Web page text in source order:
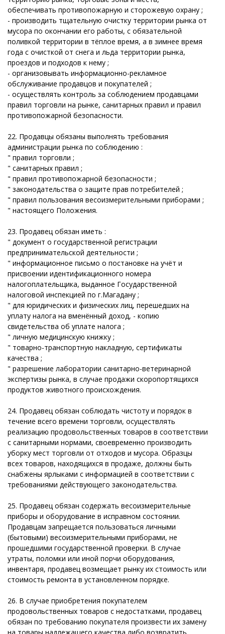
обеспечивать противопожарную и сторожевую охрану ;
- производить тщательную очистку территории рынка от
мусора по окончании его работы, с обязательной
поливкой территории в тёплое время, а в зимнее время
года с очисткой от снега и льда территории рынка,
проездов и подходов к нему ;
- организовывать информационно-рекламное
обслуживание продавцов и покупателей ;
- осуществлять контроль за соблюдением продавцами
правил торговли на рынке, санитарных правил и правил
противопожарной безопасности.
22. Продавцы обязаны выполнять требования
администрации рынка по соблюдению :
" правил торговли ;
" санитарных правил ;
" правил противопожарной безопасности ;
" законодательства о защите прав потребителей ;
" правил пользования весоизмерительными приборами ;
" настоящего Положения.
23. Продавец обязан иметь :
" документ о государственной регистрации
предпринимательской деятельности ;
" информационное письмо о постановке на учёт и
присвоении идентификационного номера
налогоплательщика, выданное Государственной
налоговой инспекцией по г.Магадану ;
" для юридических и физических лиц, перешедших на
уплату налога на вменённый доход, - копию
свидетельства об уплате налога ;
" личную медицинскую книжку ;
" товарно-транспортную накладную, сертификаты
качества ;
" разрешение лаборатории санитарно-ветеринарной
экспертизы рынка, в случае продажи скоропортящихся
продуктов животного происхождения.
24. Продавец обязан соблюдать чистоту и порядок в
течение всего времени торговли, осуществлять
реализацию продовольственных товаров в соответствии
с санитарными нормами, своевременно производить
уборку мест торговли от отходов и мусора. Образцы
всех товаров, находящихся в продаже, должны быть
снабжены ярлыками с информацией в соответствии с
требованиями действующего законодательства.
25. Продавец обязан содержать весоизмерительные
приборы и оборудование в исправном состоянии.
Продавцам запрещается пользоваться личными
(бытовыми) весоизмерительными приборами, не
прошедшими государственной проверки. В случае
утраты, поломки или иной порчи оборудования,
инвентаря, продавец возмещает рынку их стоимость или
стоимость ремонта в установленном порядке.
26. В случае приобретения покупателем
продовольственных товаров с недостатками, продавец
обязан по требованию покупателя произвести их замену